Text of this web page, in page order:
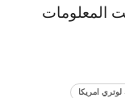
المعلومات
لوتري امريكا